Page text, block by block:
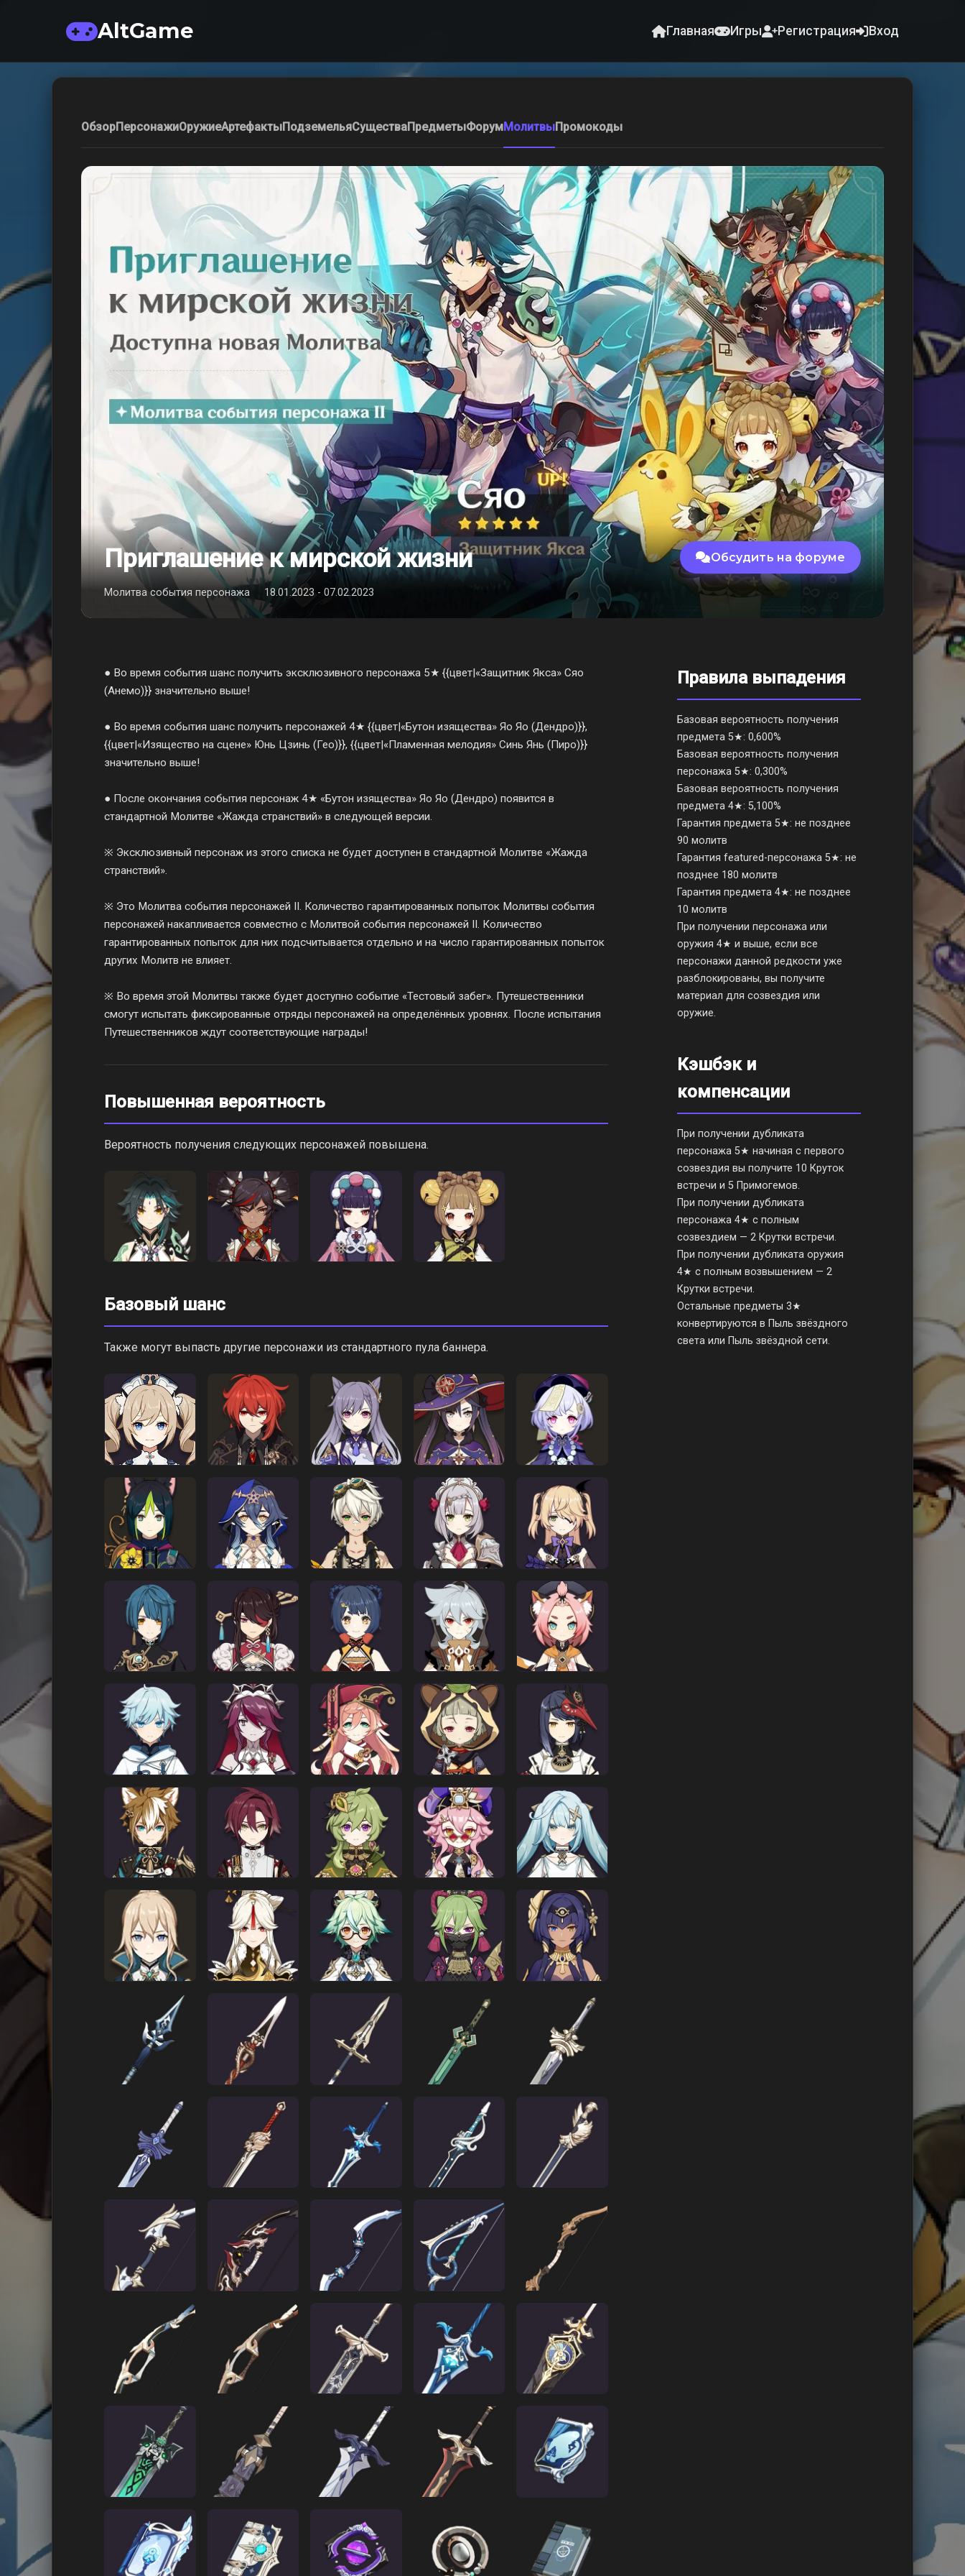
AltGame Главная Игры Регистрация Вход
ОбзорПерсонажиОружиеАртефактыПодземельяСуществаПредметыФорумМолитвыПромокоды
Приглашение к мирской жизни Обсудить на форуме
Молитва события персонажа 18.01.2023 - 07.02.2023
● Во время события шанс получить эксклюзивного персонажа 5★ {{цвет|«Защитник Якса» Сяо
(Анемо)}} значительно выше!
● Во время события шанс получить персонажей 4★ {{цвет|«Бутон изящества» Яо Яо (Дендро)}},
{{цвет|«Изящество на сцене» Юнь Цзинь (Гео)}}, {{цвет|«Пламенная мелодия» Синь Янь (Пиро)}}
значительно выше!
● После окончания события персонаж 4★ «Бутон изящества» Яо Яо (Дендро) появится в
стандартной Молитве «Жажда странствий» в следующей версии.
※ Эксклюзивный персонаж из этого списка не будет доступен в стандартной Молитве «Жажда
странствий».
※ Это Молитва события персонажей II. Количество гарантированных попыток Молитвы события
персонажей накапливается совместно с Молитвой события персонажей II. Количество
гарантированных попыток для них подсчитывается отдельно и на число гарантированных попыток
других Молитв не влияет.
※ Во время этой Молитвы также будет доступно событие «Тестовый забег». Путешественники
смогут испытать фиксированные отряды персонажей на определённых уровнях. После испытания
Путешественников ждут соответствующие награды!
Повышенная вероятность
Вероятность получения следующих персонажей повышена.
Базовый шанс
Также могут выпасть другие персонажи из стандартного пула баннера.
Правила выпадения
Базовая вероятность получения
предмета 5★: 0,600%
Базовая вероятность получения
персонажа 5★: 0,300%
Базовая вероятность получения
предмета 4★: 5,100%
Гарантия предмета 5★: не позднее
90 молитв
Гарантия featured-персонажа 5★: не
позднее 180 молитв
Гарантия предмета 4★: не позднее
10 молитв
При получении персонажа или
оружия 4★ и выше, если все
персонажи данной редкости уже
разблокированы, вы получите
материал для созвездия или
оружие.
Кэшбэк и
компенсации
При получении дубликата
персонажа 5★ начиная с первого
созвездия вы получите 10 Круток
встречи и 5 Примогемов.
При получении дубликата
персонажа 4★ с полным
созвездием — 2 Крутки встречи.
При получении дубликата оружия
4★ с полным возвышением — 2
Крутки встречи.
Остальные предметы 3★
конвертируются в Пыль звёздного
света или Пыль звёздной сети.